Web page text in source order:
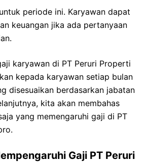
periode ini. Karyawan dapat
keuangan jika ada pertanyaan
karyawan di PT Peruri Properti
kepada karyawan setiap bulan
disesuaikan berdasarkan jabatan
kita akan membahas
yang memengaruhi gaji di PT
Gaji PT Peruri